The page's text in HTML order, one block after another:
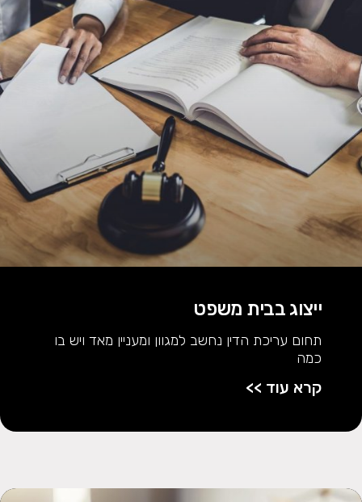
ייצוג בבית משפט
תחום עריכת הדין נחשב למגוון ומעניין מאד ויש בו
כמה
קרא עוד >>